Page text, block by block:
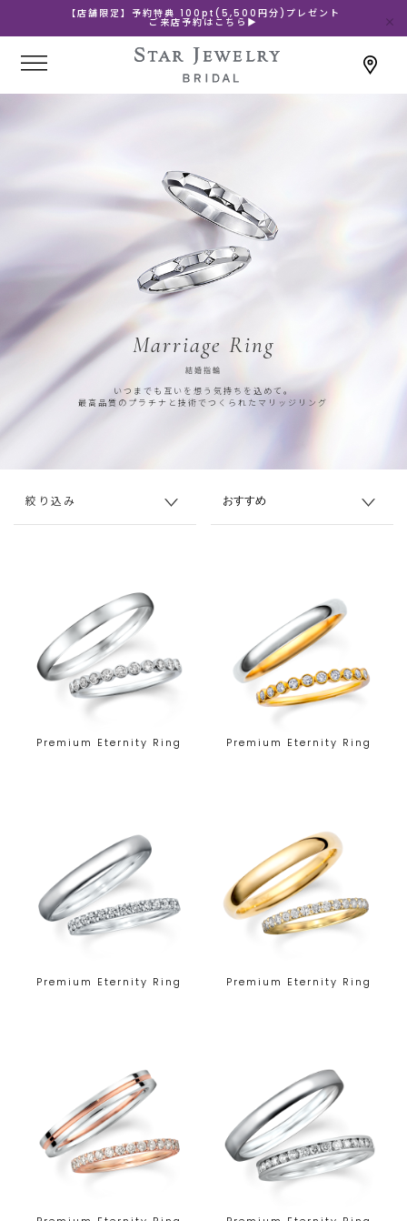
【店舗限定】予約特典 100pt(5,500円分)プレゼント
ご来店予約はこちら▶
Marriage Ring
結婚指輪
いつまでも互いを想う気持ちを込めて。
最高品質のプラチナと技術でつくられたマリッジリング
絞り込み
Premium Eternity Ring Premium Eternity Ring
Premium Eternity Ring Premium Eternity Ring